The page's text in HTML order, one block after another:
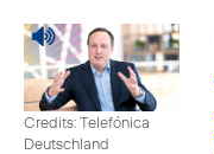
Credits: Telefónica
Deutschland